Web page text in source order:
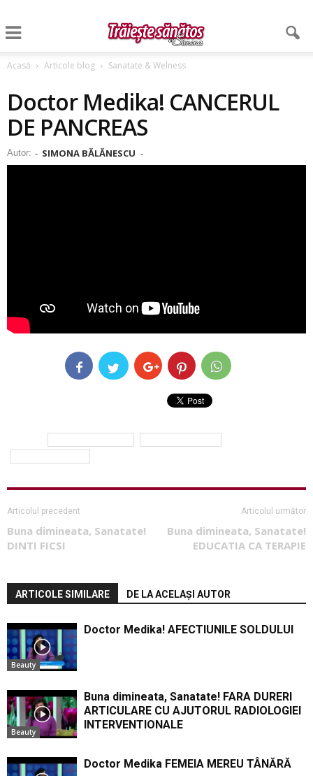
Acasă Articole blog Sanatate & Welness
Doctor Medika! CANCERUL
DE PANCREAS
Autor: - SIMONA BĂLĂNESCU -
Articolul precedent
Buna dimineata, Sanatate!
DINTI FICSI
Articolul următor
Buna dimineata, Sanatate!
EDUCATIA CA TERAPIE
ARTICOLE SIMILARE DE LA ACELAȘI AUTOR
Beauty
Doctor Medika! AFECTIUNILE SOLDULUI
Beauty
Buna dimineata, Sanatate! FARA DURERI
ARTICULARE CU AJUTORUL RADIOLOGIEI
INTERVENTIONALE
Doctor Medika FEMEIA MEREU TÂNĂRĂ